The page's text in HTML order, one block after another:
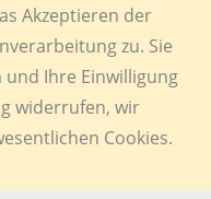
Akzeptieren der
zu. Sie
und Ihre Einwilligung
widerrufen, wir
Cookies.